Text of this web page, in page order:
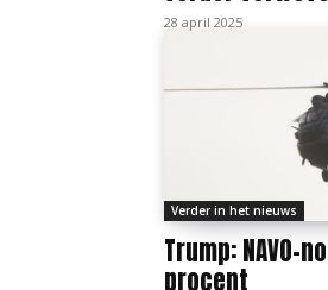
28 april 2025
Verder in het nieuws
Trump: NAVO-
procent